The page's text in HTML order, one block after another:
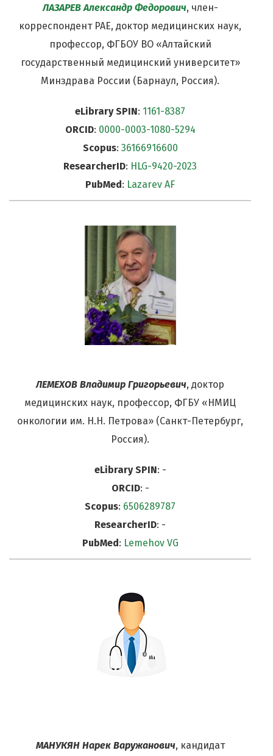
ЛАЗАРЕВ Александр Федорович, член-
корреспондент РАЕ, доктор медицинских наук,
профессор, ФГБОУ ВО «Алтайский
государственный медицинский университет»
Минздрава России (Барнаул, Россия).
eLibrary SPIN: 1161-8387
ORCID: 0000-0003-1080-5294
Scopus: 36166916600
ResearcherID: HLG-9420-2023
PubMed: Lazarev AF
ЛЕМЕХОВ Владимир Григорьевич, доктор
медицинских наук, профессор, ФГБУ «НМИЦ
онкологии им. Н.Н. Петрова» (Санкт-Петербург,
Россия).
eLibrary SPIN: -
ORCID: -
Scopus: 6506289787
ResearcherID: -
PubMed: Lemehov VG
МАНУКЯН Нарек Варужанович, кандидат